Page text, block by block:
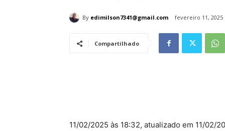
By edimilson7341@gmail.com fevereiro 11, 2025
Compartilhado
11/02/2025 às 18:32, atualizado em 11/02/